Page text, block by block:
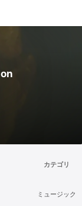
カテゴリ
ミュージック